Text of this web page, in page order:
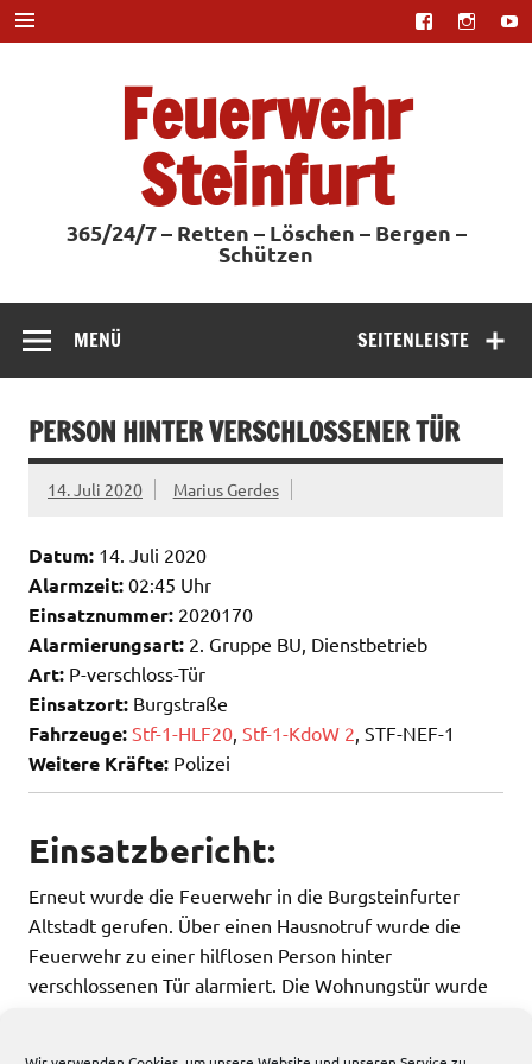
Zum
Inhalt
springen
Feuerwehr
Steinfurt
365/24/7 – Retten – Löschen – Bergen –
Schützen
SEITENLEISTE
MENÜ
PERSON HINTER VERSCHLOSSENER TÜR
14. Juli 2020 Marius Gerdes
Datum: 14. Juli 2020
Alarmzeit: 02:45 Uhr
Einsatznummer: 2020170
Alarmierungsart: 2. Gruppe BU, Dienstbetrieb
Art: P-verschloss-Tür
Einsatzort: Burgstraße
Fahrzeuge: Stf-1-HLF20 Stf-1-KdoW 2 , STF-NEF-1
Weitere Kräfte: Polizei
Einsatzbericht:
Erneut wurde die Feuerwehr in die Burgsteinfurter
Altstadt gerufen. Über einen Hausnotruf wurde die
Feuerwehr zu einer hilflosen Person hinter
verschlossenen Tür alarmiert. Die Wohnungstür wurde